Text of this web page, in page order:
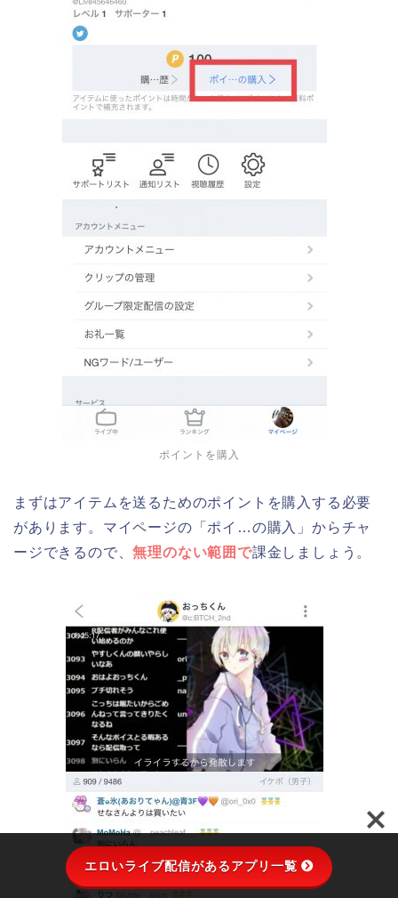
ポイントを購入
まずはアイテムを送るためのポイントを購入する必要
があります。マイページの「ポイ…の購入」からチャ
ージできるので、無理のない範囲で課金しましょう。
エロいライブ配信があるアプリ一覧